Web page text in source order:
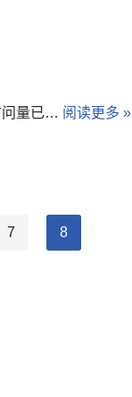
问量已… 阅读更多 »
7 8